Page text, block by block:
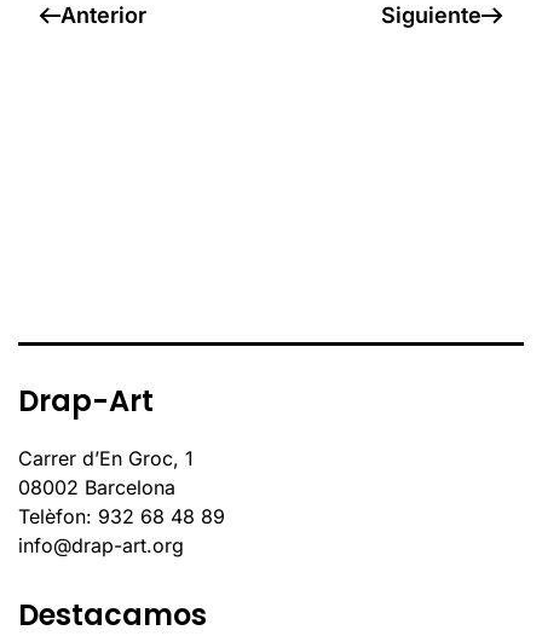
Anterior Siguiente
Drap-Art
Carrer d’En Groc, 1
08002 Barcelona
Telèfon: 932 68 48 89
info@drap-art.org
Destacamos